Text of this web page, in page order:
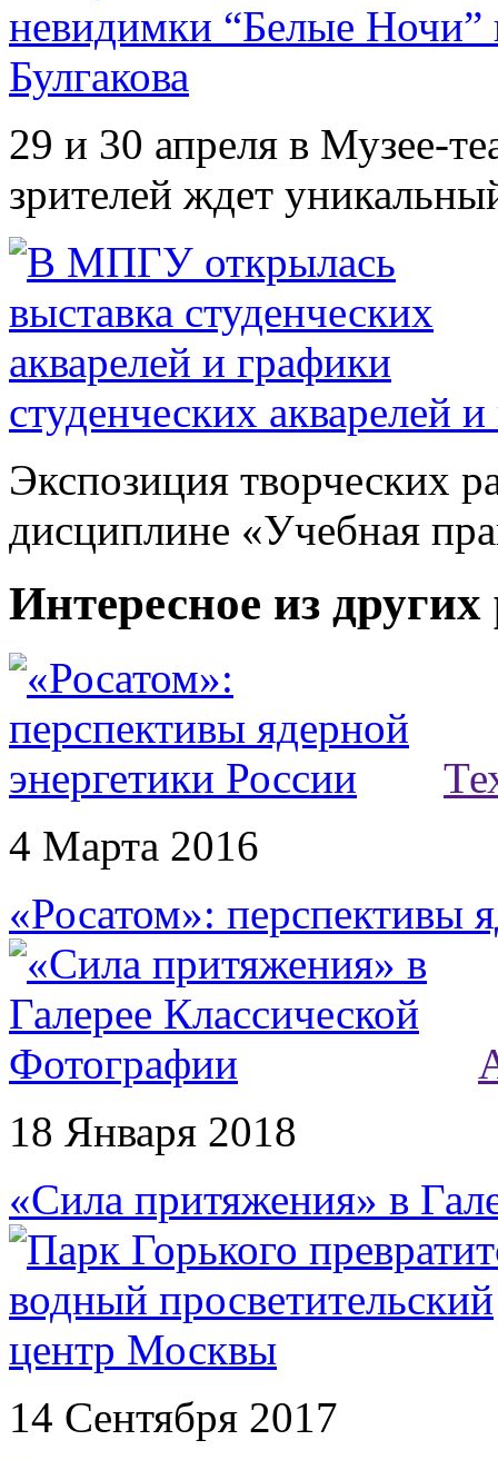
невидимки “Белые Ночи”
Булгакова
29 и 30 апреля в Музее-
зрителей ждет
студенческих акварелей
Экспозиция творческих
дисциплине «Учебная
Интересное из
4 Марта 2016
«Росатом»: перспективы
18 Января 2018
«Сила притяжения» в
14 Сентября 2017